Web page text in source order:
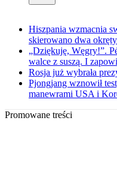
Hiszpania wzmacnia
skierowano dwa
„Dziękuję, Węgry!”.
walce z suszą. I
Rosja już wybrała
Pjongjang wznowił
manewrami USA i
Promowane treści